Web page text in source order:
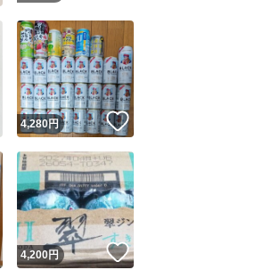
このユーザーは高頻度で24時間以内に発送していま
このユーザーは設定した発送日数内に発送していま
いいね！
4,280円
いいね！
4,200円 いいね！